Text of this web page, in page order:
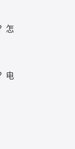
怎
电